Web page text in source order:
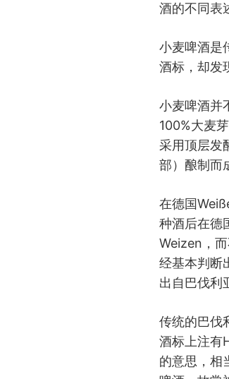
酒的不同表
小麦啤酒是
酒标，却发
小麦啤酒并
100%大麦
采用顶层发
部）酿制而
在德国
种酒后在德
Weizen，
经基本判断
出自巴伐利
传统的巴伐
酒标上注有
的意思，相